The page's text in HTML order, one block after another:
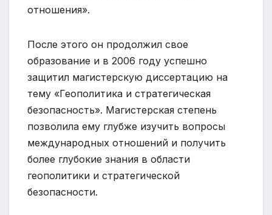
отношения».
После этого он продолжил свое
образование и в 2006 году успешно
защитил магистерскую диссертацию на
тему «Геополитика и стратегическая
безопасность». Магистерская степень
позволила ему глубже изучить вопросы
международных отношений и получить
более глубокие знания в области
геополитики и стратегической
безопасности.